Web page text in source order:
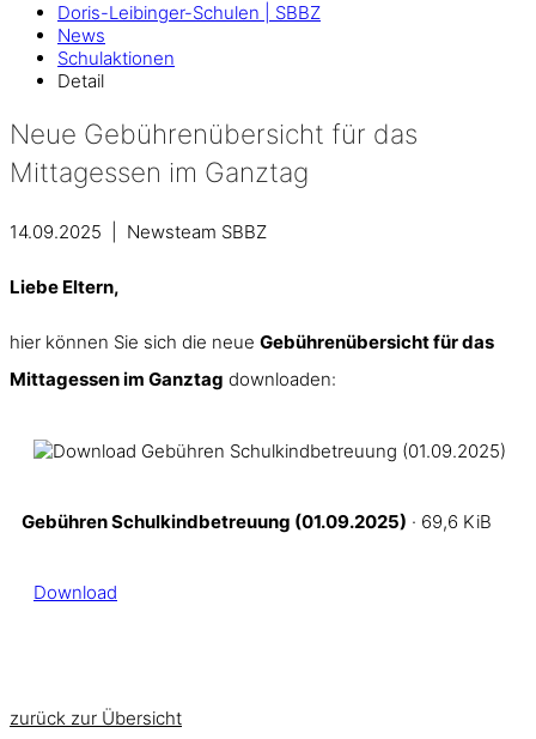
Doris-Leibinger-Schulen | SBBZ
News
Schulaktionen
Detail
Neue Gebührenübersicht für das
Mittagessen im Ganztag
14.09.2025 | Newsteam SBBZ
Liebe Eltern,
hier können Sie sich die neue Gebührenübersicht für das
Mittagessen im Ganztag downloaden:
Gebühren Schulkindbetreuung (01.09.2025) · 69,6 KiB
Download
zurück zur Übersicht